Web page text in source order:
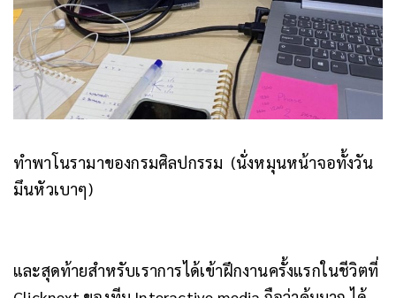
ทำพาโนรามาของกรมศิลปกรรม (นั่งหมุนหน้าจอทั้งวัน
มึนหัวเบาๆ)
และสุดท้ายสำหรับเราการได้เข้าฝึกงานครั้งแรกในชีวิตที่